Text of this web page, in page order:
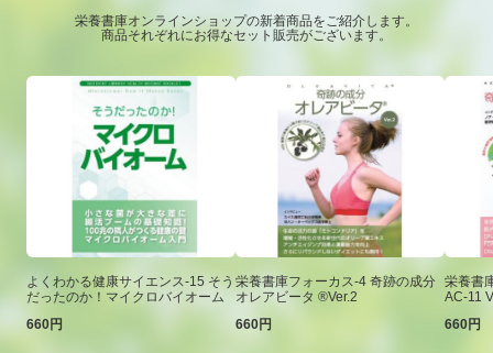
栄養書庫オンラインショップの新着商品をご紹介します。
商品それぞれにお得なセット販売がございます。
よくわかる健康サイエンス-15 そう
だったのか！マイクロバイオーム
660円
栄養書庫フォーカス-4 奇跡の成分
オレアビータ ®Ver.2
660円
栄養書
AC-11
660円